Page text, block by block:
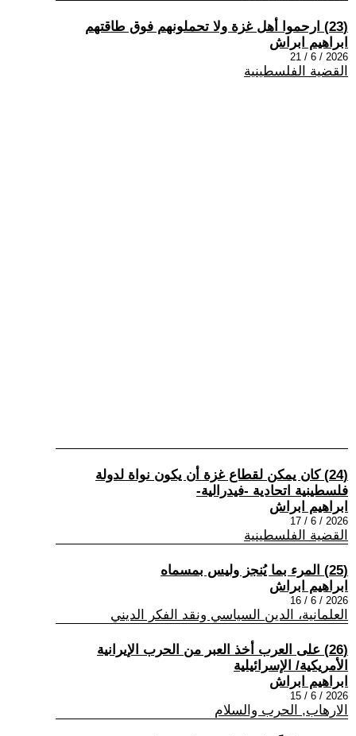
(23) ارحموا أهل غزة ولا تحملونهم فوق طاقتهم
ابراهيم ابراش
2026 / 6 / 21
القضية الفلسطينية
(24) كان يمكن لقطاع غزة أن يكون نواة لدولة
فلسطينية اتحادية -فيدرالية-
ابراهيم ابراش
2026 / 6 / 17
القضية الفلسطينية
(25) المرء بما يُنجز وليس بمسماه
ابراهيم ابراش
2026 / 6 / 16
العلمانية، الدين السياسي ونقد الفكر الديني
(26) على العرب أخذ العبر من الحرب الإيرانية
الأمريكية/ الإسرائيلية
ابراهيم ابراش
2026 / 6 / 15
الارهاب, الحرب والسلام